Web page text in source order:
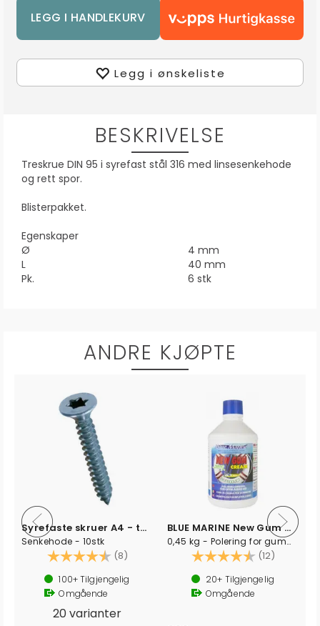
Legg i ønskeliste
BESKRIVELSE
Treskrue DIN 95 i syrefast stål 316 med linsesenkehode
og rett spor.
Blisterpakket.
Egenskaper
Ø
4 mm
L
40 mm
Pk.
6 stk
ANDRE KJØPTE
Syrefaste skruer A4 - torx
Senkehode - 10stk
Karakter: (8) 4.8 av 5 mulige
100+Tilgjengelig
Omgående
20 varianter
BLUE MARINE New Gum Cream
0,45 kg - Polering for gummibåt
Karakter: (12)
20+ Tilgjengelig
Omgående
5 mulige